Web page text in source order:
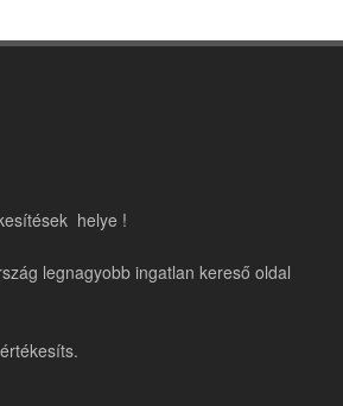
helye !
legnagyobb ingatlan kereső oldal